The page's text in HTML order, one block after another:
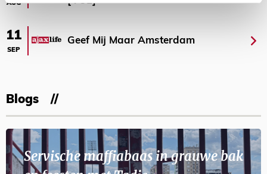
AUG
11
SEP
Geef Mij Maar Amsterdam
Blogs
Servische maffiabaas in grauwe bak